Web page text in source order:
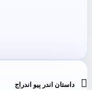
 داستان اندر ٻيو اندراج